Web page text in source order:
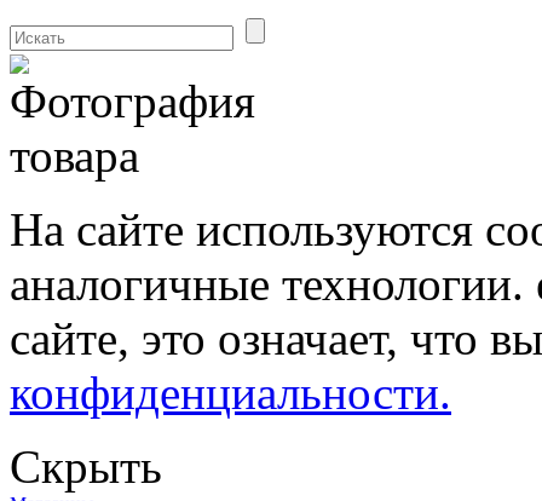
На сайте используются
аналогичные
сайте, это означает, что
конфиденциальности.
Скрыть